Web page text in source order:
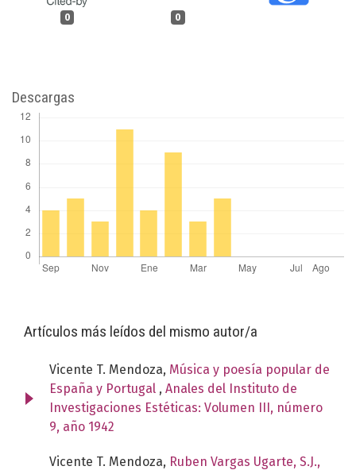
0 0
Descargas
Artículos más leídos del mismo autor/a
Vicente T. Mendoza, Música y poesía popular de
España y Portugal , Anales del Instituto de
Investigaciones Estéticas: Volumen III, número
9, año 1942
Vicente T. Mendoza, Ruben Vargas Ugarte, S.J.,